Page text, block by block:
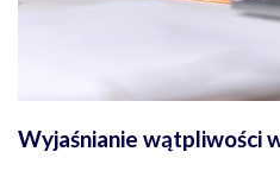
Wyjaśnianie wątpliwości